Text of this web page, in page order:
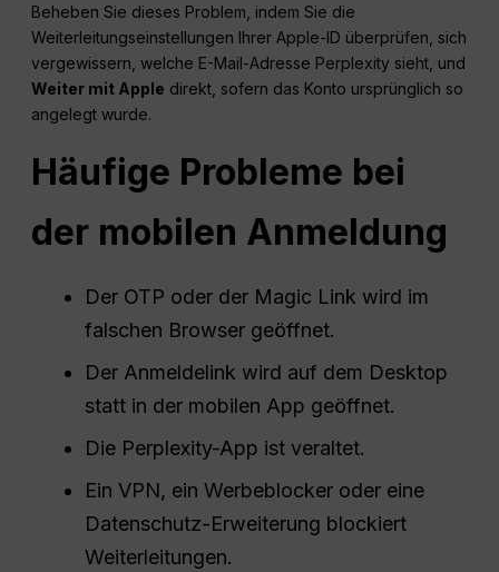
Beheben Sie dieses Problem, indem Sie die
Weiterleitungseinstellungen Ihrer Apple-ID überprüfen, sich
vergewissern, welche E-Mail-Adresse Perplexity sieht, und
Weiter mit Apple direkt, sofern das Konto ursprünglich so
angelegt wurde.
Häufige Probleme bei
der mobilen Anmeldung
Der OTP oder der Magic Link wird im
falschen Browser geöffnet.
Der Anmeldelink wird auf dem Desktop
statt in der mobilen App geöffnet.
Die Perplexity-App ist veraltet.
Ein VPN, ein Werbeblocker oder eine
Datenschutz-Erweiterung blockiert
Weiterleitungen.